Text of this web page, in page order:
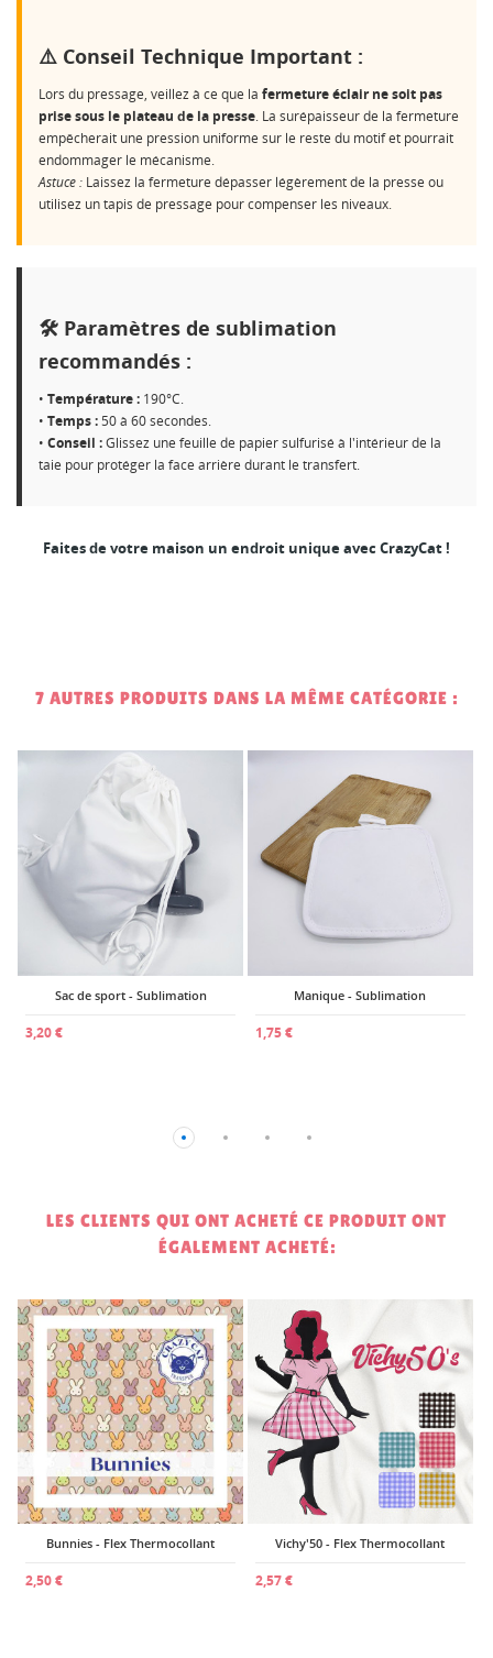
⚠️ Conseil Technique Important :
Lors du pressage, veillez à ce que la fermeture éclair ne soit pas
prise sous le plateau de la presse. La surépaisseur de la fermeture
empêcherait une pression uniforme sur le reste du motif et pourrait
endommager le mécanisme.
Astuce : Laissez la fermeture dépasser légèrement de la presse ou
utilisez un tapis de pressage pour compenser les niveaux.
🛠️ Paramètres de sublimation
recommandés :
• Température : 190°C.
• Temps :50 à 60 secondes.
• Conseil :Glissez une feuille de papier sulfurisé à l'intérieur de la
taie pour protéger la face arrière durant le transfert.
Faites de votre maison un endroit unique avec CrazyCat !
7 AUTRES PRODUITS DANS LA MÊME CATÉGORIE :
Sac de sport - Sublimation
3,20 €
Manique - Sublimation
1,75 €
LES CLIENTS QUI ONT ACHETÉ CE PRODUIT ONT
ÉGALEMENT ACHETÉ:
Bunnies - Flex Thermocollant
2,50 €
Vichy'50 - Flex Thermocollant
2,57 €
add_circle_outline Créer une nouvelle liste
NOM DE LA LISTE D'ENVIES
Annuler Créer une liste d'envies
Vous devez être connecté pour ajouter des produits à
votre liste d'envies.